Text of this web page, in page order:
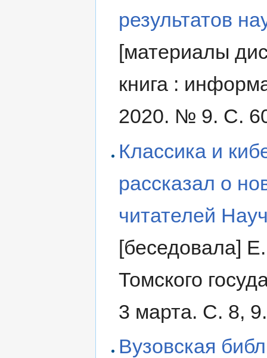
результатов
[материалы
книга :
2020. № 9. С.
Классика и
рассказал о
читателей
[беседовала]
Томского
3 марта. С. 8, 9.
Вузовская